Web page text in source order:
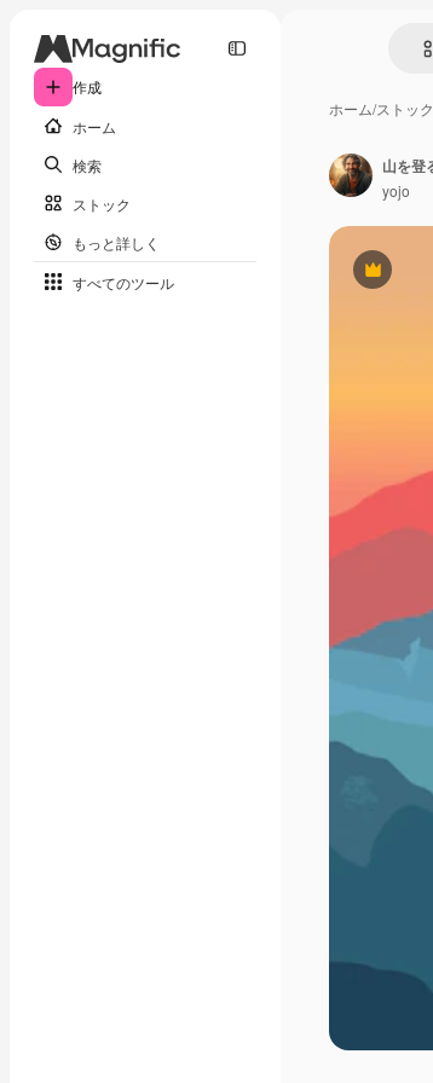
作成
ホーム
検索
ストック
もっと詳しく
すべてのツール
ホーム/ストック
Premium
yojo